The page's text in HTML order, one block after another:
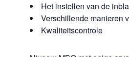
Het instellen van de
Verschillende manieren
Kwaliteitscontrole